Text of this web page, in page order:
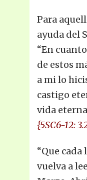
Para
ayuda del
“En
de estos
a mi lo
castigo
vida
{5SC6-12:
“Que
vuelva a